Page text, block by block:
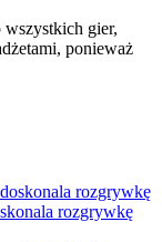
gier,
ponieważ
rozgrywkę